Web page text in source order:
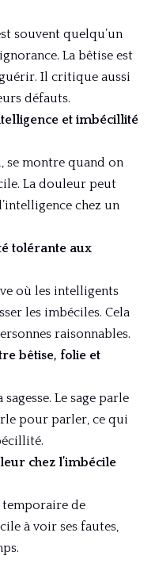
souvent quelqu’un
La bêtise est
Il critique aussi
défauts.
et imbécillité
se montre quand on
La douleur peut
chez un
tolérante aux
où les intelligents
les imbéciles. Cela
raisonnables.
bêtise, folie et
Le sage parle
pour parler, ce qui
chez l’imbécile
de
à voir ses fautes,